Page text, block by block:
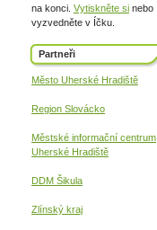
na konci. Vytiskněte si nebo
vyzvedněte v Íčku.
Partneři
Město Uherské Hradiště
Region Slovácko
Městské informační centrum
Uherské Hradiště
DDM Šikula
Zlínský kraj